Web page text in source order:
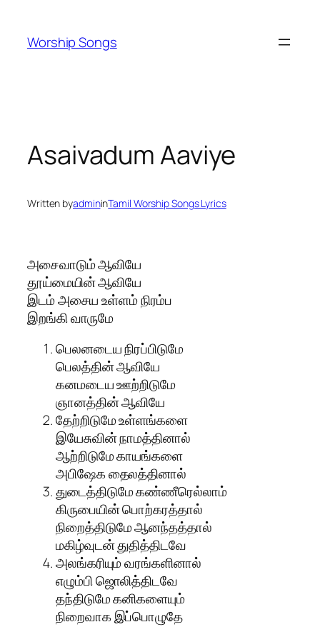
content
Worship Songs
Asaivadum Aaviye
Written byadmininTamil Worship Songs Lyrics
அசைவாடும் ஆவியே
தூய்மையின் ஆவியே
இடம் அசைய உள்ளம் நிரம்ப
இறங்கி வாருமே
பெலனடைய நிரப்பிடுமே
பெலத்தின் ஆவியே
கனமடைய ஊற்றிடுமே
ஞானத்தின் ஆவியே
தேற்றிடுமே உள்ளங்களை
இயேசுவின் நாமத்தினால்
ஆற்றிடுமே காயங்களை
அபிஷேக தைலத்தினால்
துடைத்திடுமே கண்ணீரெல்லாம்
கிருபையின் பொற்கரத்தால்
நிறைத்திடுமே ஆனந்தத்தால்
மகிழ்வுடன் துதித்திடவே
அலங்கரியும் வரங்களினால்
எழும்பி ஜொலித்திடவே
தந்திடுமே கனிகளையும்
நிறைவாக இப்பொழுதே